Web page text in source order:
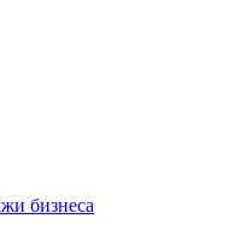
бизнеса